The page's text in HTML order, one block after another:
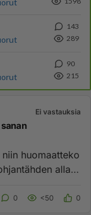
143
289
90
215
Ei vastauksia
huomaatteko
0 <50 0